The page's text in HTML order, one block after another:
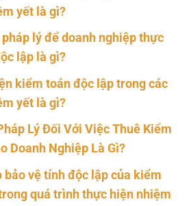
yết là gì?
lý để doanh nghiệp thực
lập là gì?
kiểm toán độc lập trong các
yết là gì?
Lý Đối Với Việc Thuê Kiểm
Doanh Nghiệp Là Gì?
bảo vệ tính độc lập của kiểm
quá trình thực hiện nhiệm